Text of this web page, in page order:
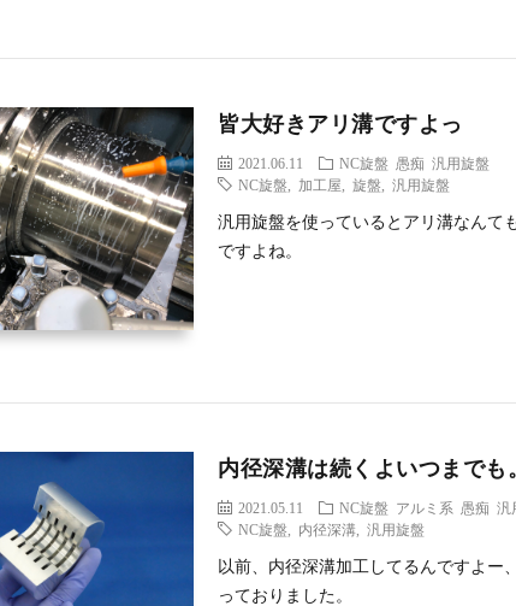
皆大好きアリ溝ですよっ
2021.06.11 NC旋盤 愚痴
汎用旋盤
NC旋盤
加工屋 ,旋盤 ,汎用旋盤
汎用旋盤を使っているとアリ溝なんて
ですよね。
内径深溝は続くよいつまでも。
2021.05.11 NC旋盤 アルミ系 愚痴
汎
NC旋盤
内径深溝 ,汎用旋盤
以前、内径深溝加工してるんですよー
っておりました。